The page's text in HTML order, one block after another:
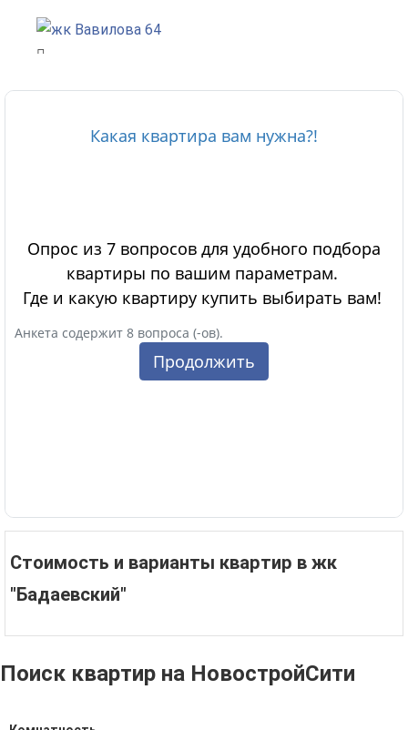
Стоимость и варианты квартир в жк
"Бадаевский"
Поиск квартир на НовостройСити